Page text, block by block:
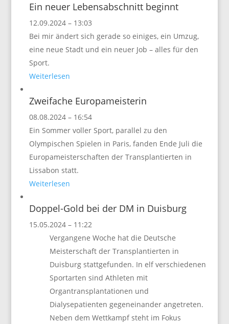
Ein neuer Lebensabschnitt beginnt
12.09.2024 – 13:03
Bei mir ändert sich gerade so einiges, ein Umzug,
eine neue Stadt und ein neuer Job – alles für den
Sport.
Weiterlesen
Zweifache Europameisterin
08.08.2024 – 16:54
Ein Sommer voller Sport, parallel zu den
Olympischen Spielen in Paris, fanden Ende Juli die
Europameisterschaften der Transplantierten in
Lissabon statt.
Weiterlesen
Doppel-Gold bei der DM in Duisburg
15.05.2024 – 11:22
Vergangene Woche hat die Deutsche
Meisterschaft der Transplantierten in
Duisburg stattgefunden. In elf verschiedenen
Sportarten sind Athleten mit
Organtransplantationen und
Dialysepatienten gegeneinander angetreten.
Neben dem Wettkampf steht im Fokus